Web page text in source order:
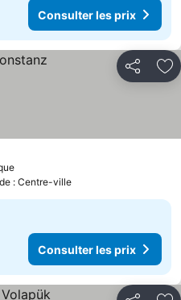
Consulter les prix
Partager
Consulter les prix
: Centre-ville
Consulter les prix